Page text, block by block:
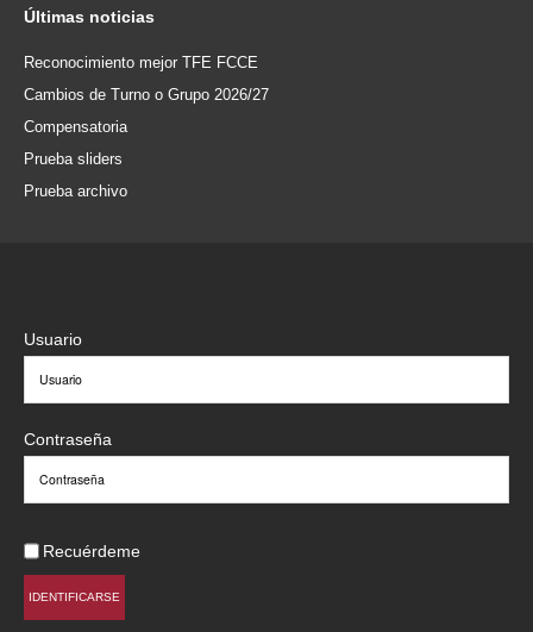
Últimas noticias
Reconocimiento mejor TFE FCCE
Cambios de Turno o Grupo 2026/27
Compensatoria
Prueba sliders
Prueba archivo
Usuario
Contraseña
Recuérdeme
IDENTIFICARSE